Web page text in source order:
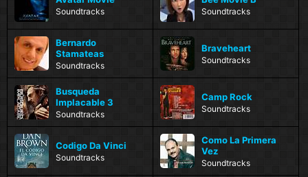
Soundtracks Soundtracks
Bernardo
Stamateas
Soundtracks
Braveheart
Soundtracks
Busqueda
Implacable 3
Soundtracks
Camp Rock
Soundtracks
Codigo Da Vinci
Soundtracks
Como La Primera
Vez
Soundtracks